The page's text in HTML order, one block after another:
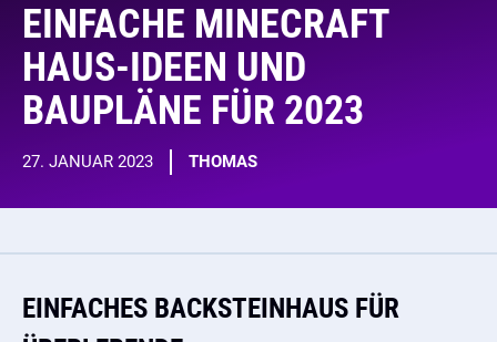
EINFACHE MINECRAFT
HAUS-IDEEN UND
BAUPLÄNE FÜR 2023
27. JANUAR 2023 THOMAS
EINFACHES BACKSTEINHAUS FÜR